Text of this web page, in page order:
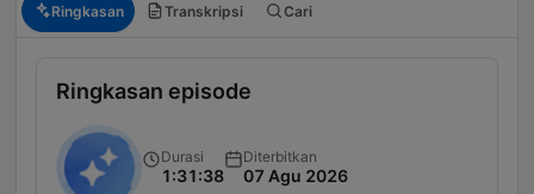
Ringkasan Transkripsi Cari
Ringkasan episode
Durasi
1:31:38
Diterbitkan
07 Agu 2026